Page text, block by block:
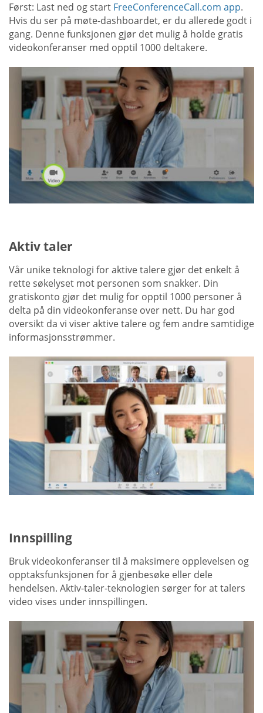
Først: Last ned og start FreeConferenceCall.com app.
Hvis du ser på møte-dashboardet, er du allerede godt i
gang. Denne funksjonen gjør det mulig å holde gratis
videokonferanser med opptil 1000 deltakere.
Aktiv taler
Vår unike teknologi for aktive talere gjør det enkelt å
rette søkelyset mot personen som snakker. Din
gratiskonto gjør det mulig for opptil 1000 personer å
delta på din videokonferanse over nett. Du har god
oversikt da vi viser aktive talere og fem andre samtidige
informasjonsstrømmer.
Innspilling
Bruk videokonferanser til å maksimere opplevelsen og
opptaksfunksjonen for å gjenbesøke eller dele
hendelsen. Aktiv-taler-teknologien sørger for at talers
video vises under innspillingen.